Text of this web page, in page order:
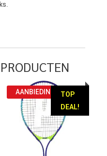
TOP
DEAL!
AANBIEDING!